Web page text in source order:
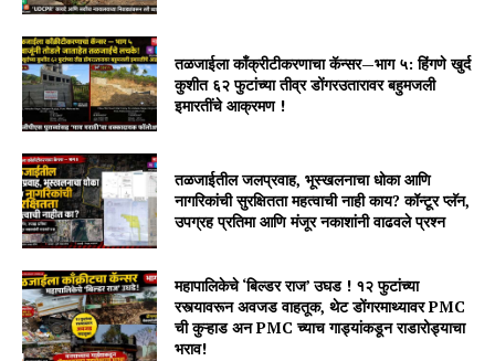
तळजाईला काँक्रीटीकरणाचा कॅन्सर—भाग ५: हिंगणे खुर्द
कुशीत ६२ फुटांच्या तीव्र डोंगरउतारावर बहुमजली
इमारतींचे आक्रमण !
तळजाईतील जलप्रवाह, भूस्खलनाचा धोका आणि
नागरिकांची सुरक्षितता महत्वाची नाही काय? कॉन्टूर प्लॅन,
उपग्रह प्रतिमा आणि मंजूर नकाशांनी वाढवले प्रश्न
महापालिकेचे ‘बिल्डर राज’ उघड ! १२ फुटांच्या
रस्त्यावरून अवजड वाहतूक, थेट डोंगरमाथ्यावर PMC
ची कुऱ्हाड अन PMC च्याच गाड्यांकडून राडारोड्याचा
भराव!